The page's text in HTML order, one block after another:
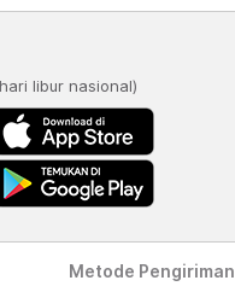
libur nasional)
Metode Pengiriman